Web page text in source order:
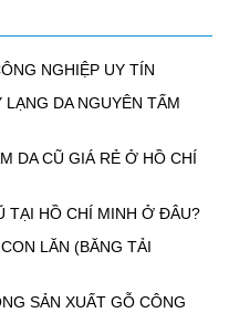
NGHIỆP UY TÍN
DA NGUYÊN TẤM
DA CŨ GIÁ RẺ Ở HỒ CHÍ
TẠI HỒ CHÍ MINH Ở ĐÂU?
LĂN (BĂNG TẢI
SẢN XUẤT GỖ CÔNG